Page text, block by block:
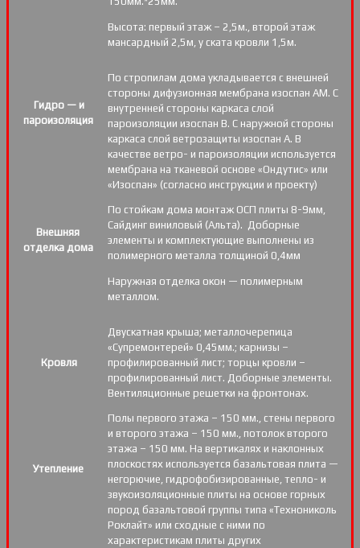
Высота: первый этаж – 2,5м., второй этаж
мансардный 2,5м, у ската кровли 1,5м.
Гидро — и
пароизоляция
По стропилам дома укладывается с внешней
стороны дифузионная мембрана изоспан АМ. С
внутренней стороны каркаса слой
пароизоляции изоспан В. С наружной стороны
каркаса слой ветрозащиты изоспан А. В
качестве ветро- и пароизоляции используется
мембрана на тканевой основе «Ондутис» или
«Изоспан» (согласно инструкции и проекту)
Внешняя
отделка дома
По стойкам дома монтаж ОСП плиты 8-9мм,
Сайдинг виниловый (Альта). Доборные
элементы и комплектующие выполнены из
полимерного металла толщиной 0,4мм
Наружная отделка окон — полимерным
металлом.
Кровля
Двускатная крыша; металлочерепица
«Супремонтерей» 0,45мм.; карнизы –
профилированный лист; торцы кровли –
профилированный лист. Доборные элементы.
Вентиляционные решетки на фронтонах.
Утепление
Полы первого этажа – 150 мм., стены первого
и второго этажа – 150 мм., потолок второго
этажа – 150 мм. На вертикалях и наклонных
плоскостях используется базальтовая плита —
негорючие, гидрофобизированные, тепло- и
звукоизоляционные плиты на основе горных
пород базальтовой группы типа «Технониколь
Роклайт» или сходные с ними по
характеристикам плиты других